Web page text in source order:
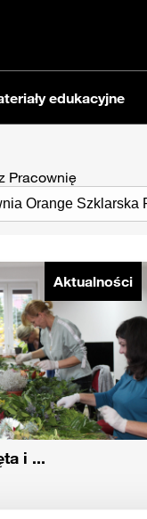
edukacyjne
Pracownię
Aktualności
i ...